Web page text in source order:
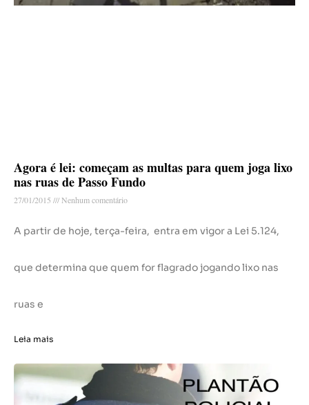
Agora é lei: começam as multas para quem joga lixo
nas ruas de Passo Fundo
27/01/2015 Nenhum comentário
A partir de hoje, terça-feira, entra em vigor a Lei 5.124,
que determina que quem for flagrado jogando lixo nas
ruas e
Leia mais